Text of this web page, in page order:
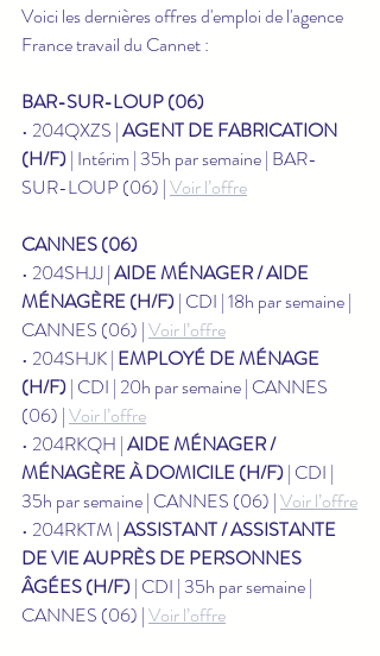
Voici les dernières offres d'emploi de l'agence
France travail du Cannet :
BAR-SUR-LOUP (06)
• 204QXZS | AGENT DE FABRICATION
(H/F) | Intérim | 35h par semaine | BAR-
SUR-LOUP (06) | Voir l’offre
CANNES (06)
• 204SHJJ | AIDE MÉNAGER / AIDE
MÉNAGÈRE (H/F) | CDI | 18h par semaine |
CANNES (06) | Voir l’offre
• 204SHJK | EMPLOYÉ DE MÉNAGE
(H/F) | CDI | 20h par semaine | CANNES
(06) | Voir l’offre
• 204RKQH | AIDE MÉNAGER /
MÉNAGÈRE À DOMICILE (H/F) | CDI |
35h par semaine | CANNES (06) | Voir l’offre
• 204RKTM | ASSISTANT / ASSISTANTE
DE VIE AUPRÈS DE PERSONNES
ÂGÉES (H/F) | CDI | 35h par semaine |
CANNES (06) | Voir l’offre